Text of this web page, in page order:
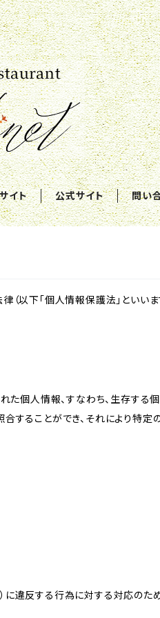
イト 公式サイト 問い
下「個人情報保護法」といいま
個人情報、すなわち、生存する
ることができ、それにより特
）に違反する行為に対する対応のた